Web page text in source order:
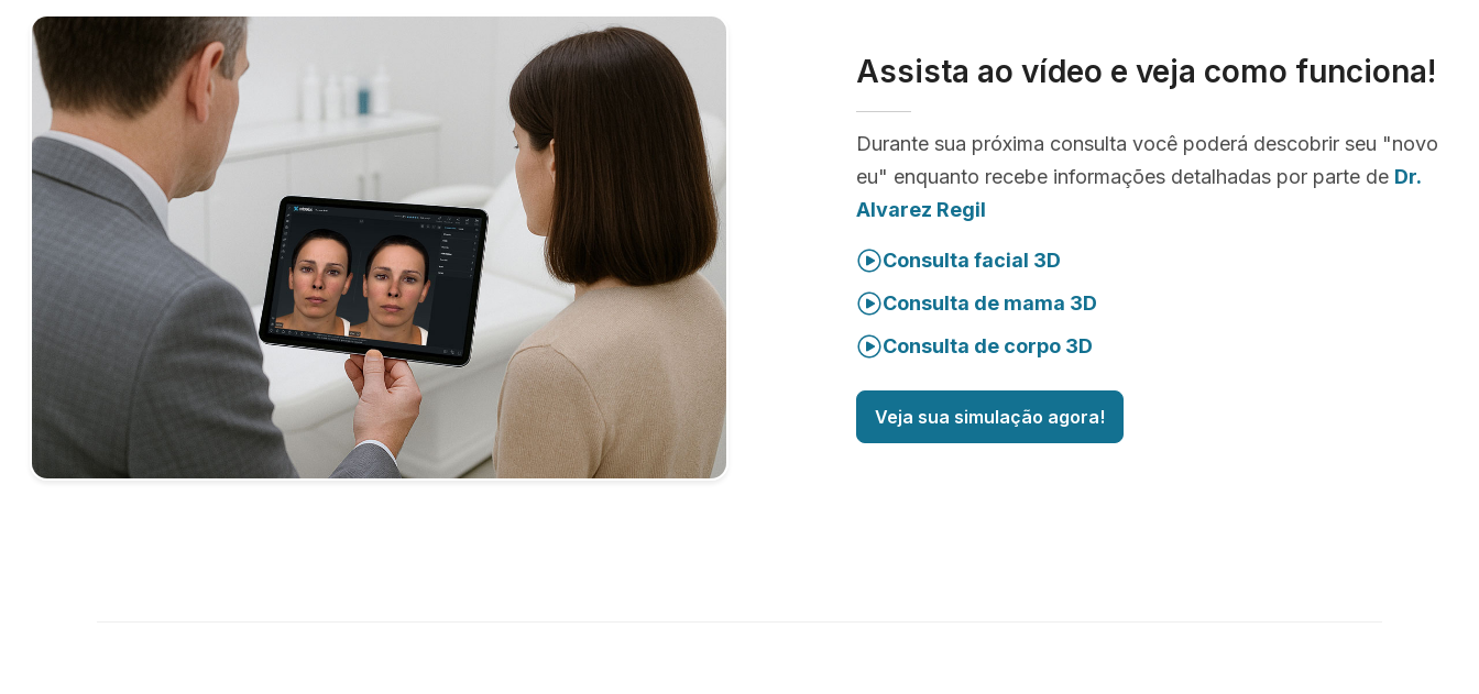
Assista ao vídeo e veja como funciona!
Durante sua próxima consulta você poderá descobrir seu "novo
eu" enquanto recebe informações detalhadas por parte de Dr.
Alvarez Regil
Consulta facial 3D
Consulta de mama 3D
Consulta de corpo 3D
Veja sua simulação agora!